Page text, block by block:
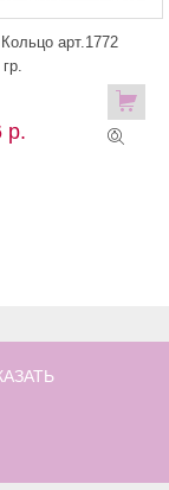
арт.1772
р.